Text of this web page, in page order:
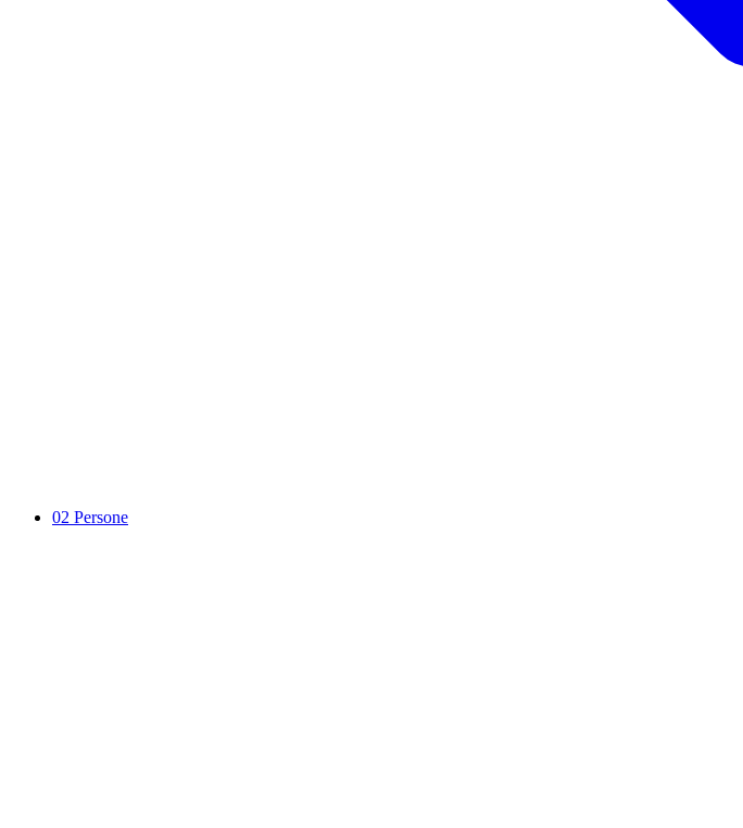
02 Persone